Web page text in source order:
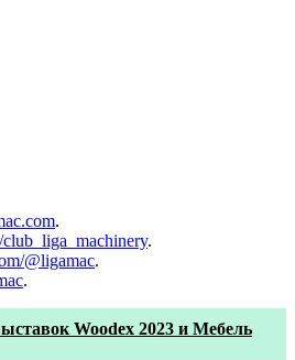
.
.
@ligamac.
.
Woodex 2023 и Мебель